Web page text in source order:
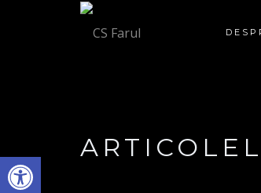
Deschide bara de unelte